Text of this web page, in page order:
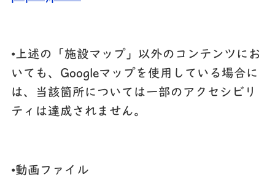
•上述の「施設マップ」以外のコンテンツにお
いても、Googleマップを使用している場合に
は、当該箇所については一部のアクセシビリ
ティは達成されません。
•動画ファイル